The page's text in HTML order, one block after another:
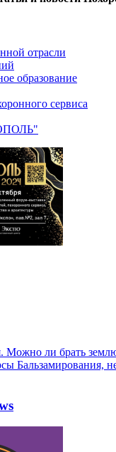
отрасли
образование
сервиса
Можно ли брать
Бальзамирования,